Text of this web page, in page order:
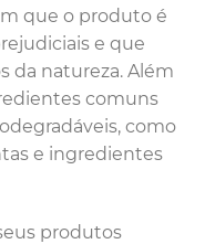
que o produto é
e que
da natureza. Além
comuns
como
e ingredientes
produtos